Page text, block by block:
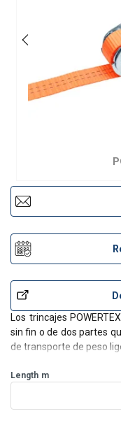
Los trincajes
sin fin o de dos partes
de transporte de peso
alta resistencia y
Length m